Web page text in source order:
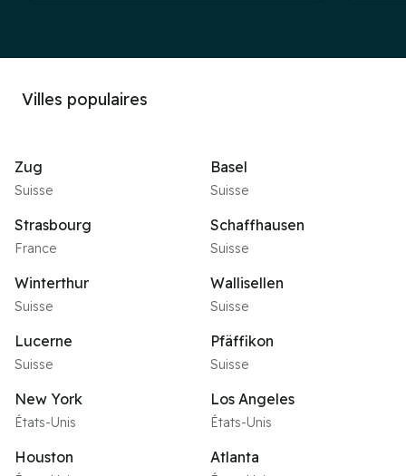
Villes populaires
Zug
Suisse
Basel
Suisse
Strasbourg
France
Schaffhausen
Suisse
Winterthur
Suisse
Wallisellen
Suisse
Lucerne
Suisse
Pfäffikon
Suisse
New York
États-Unis
Los Angeles
États-Unis
Houston Atlanta